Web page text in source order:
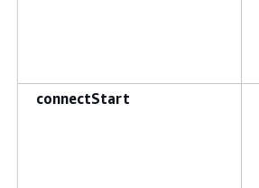
connectStart